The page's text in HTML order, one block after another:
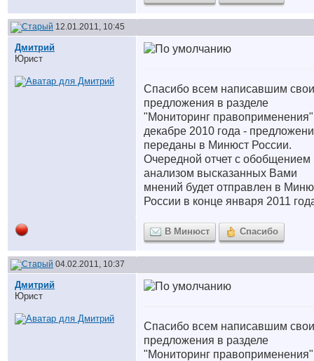
12.01.2011, 10:45
Дмитрий
Юрист
Спасибо всем написавшим свои
предложения в разделе
"Мониторинг
декабре 2010 года -
переданы в Минюст России.
Очередной отчет с обобщением
анализом высказанных Вами
мнений будет отправлен в
России в конце января 2011
В Минюст Спасибо
04.02.2011, 10:37
Дмитрий
Юрист
Спасибо всем написавшим свои
предложения в разделе
"Мониторинг